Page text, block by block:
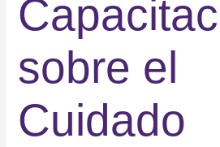
sobre el
Cuidado